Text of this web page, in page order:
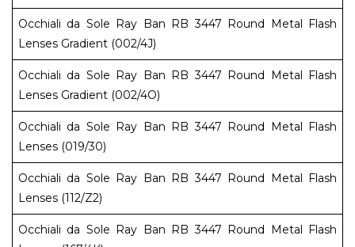
Occhiali da Sole Ray Ban RB 3447 Round Metal Flash
Lenses Gradient (002/4J)
Occhiali da Sole Ray Ban RB 3447 Round Metal Flash
Lenses Gradient (002/4O)
Occhiali da Sole Ray Ban RB 3447 Round Metal Flash
Lenses (019/30)
Occhiali da Sole Ray Ban RB 3447 Round Metal Flash
Lenses (112/Z2)
Occhiali da Sole Ray Ban RB 3447 Round Metal Flash